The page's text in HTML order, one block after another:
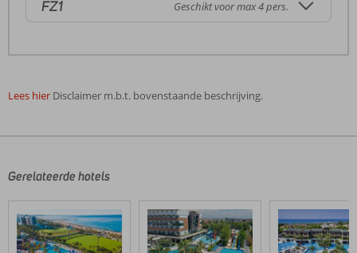
FZ1 Geschikt voor max 4 pers.
Lees hier Disclaimer m.b.t. bovenstaande beschrijving.
door
geschreven
na
Gerelateerde hotels